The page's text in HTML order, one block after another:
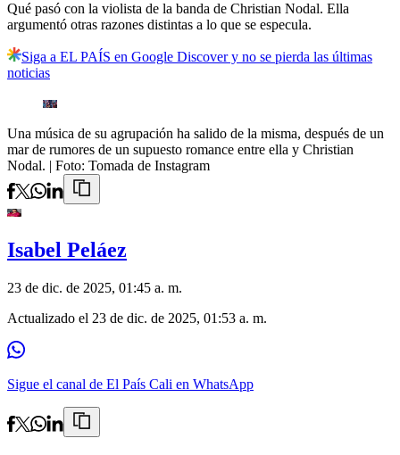
Qué pasó con la violista de la banda de Christian Nodal. Ella
argumentó otras razones distintas a lo que se especula.
Siga a EL PAÍS en Google Discover y no se pierda las últimas
noticias
Una música de su agrupación ha salido de la misma, después de un
mar de rumores de un supuesto romance entre ella y Christian
Nodal. | Foto: Tomada de Instagram
Isabel Peláez
23 de dic. de 2025, 01:45 a. m.
Actualizado el 23 de dic. de 2025, 01:53 a. m.
Sigue el canal de El País Cali en WhatsApp